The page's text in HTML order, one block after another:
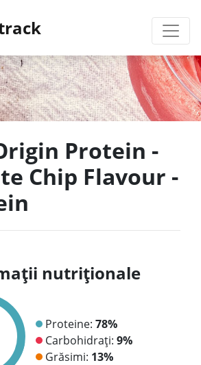
Protein -
Chip Flavour -
nutriționale
Proteine: 78%
Carbohidrați: 9%
Grăsimi: 13%